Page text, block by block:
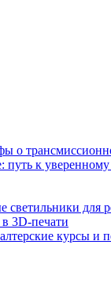
о
путь к
светильники для
3D-печати
курсы и